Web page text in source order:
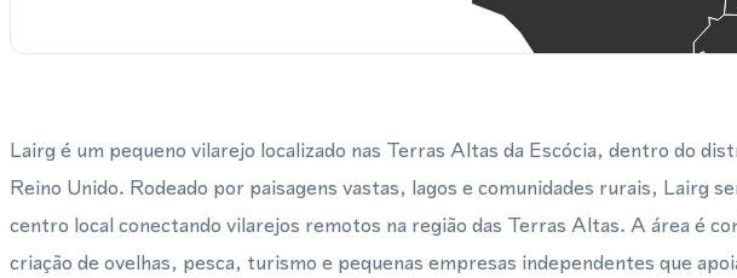
Lairg é um pequeno vilarejo localizado nas Terras Altas da Escócia, dentro do
Reino Unido. Rodeado por paisagens vastas, lagos e comunidades rurais, Lairg
centro local conectando vilarejos remotos na região das Terras Altas. A área é
criação de ovelhas, pesca, turismo e pequenas empresas independentes que